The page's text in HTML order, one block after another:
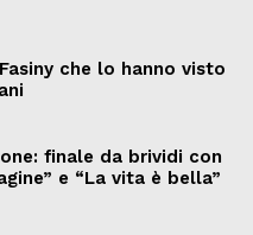
che lo hanno visto
finale da brividi con
e “La vita è bella”